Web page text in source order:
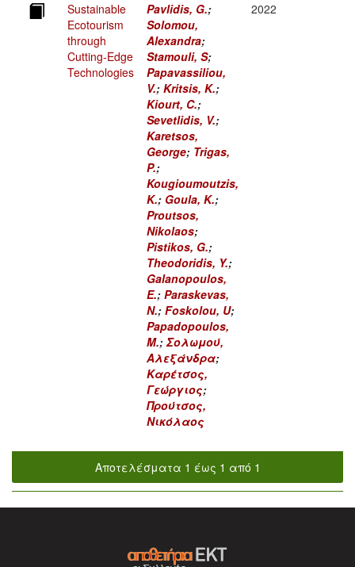
Sustainable
Ecotourism
through
Cutting-Edge
Technologies
Pavlidis, G.;
Solomou,
Alexandra;
Stamouli, S;
Papavassiliou,
V.; Kritsis, K.;
Kiourt, C.;
Sevetlidis, V.;
Karetsos,
George; Trigas,
P.;
Kougioumoutzis,
K.; Goula, K.;
Proutsos,
Nikolaos;
Pistikos, G.;
Theodoridis, Y.;
Galanopoulos,
E.; Paraskevas,
N.; Foskolou, U;
Papadopoulos,
M.; Σολωμού,
Αλεξάνδρα;
Καρέτσος,
Γεώργιος;
Προύτσος,
Νικόλαος
2022
Αποτελέσματα 1 έως 1 από 1